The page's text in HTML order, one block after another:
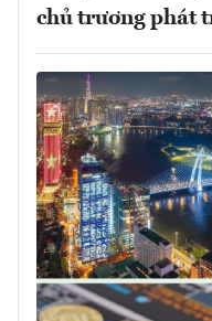
chủ trương phát